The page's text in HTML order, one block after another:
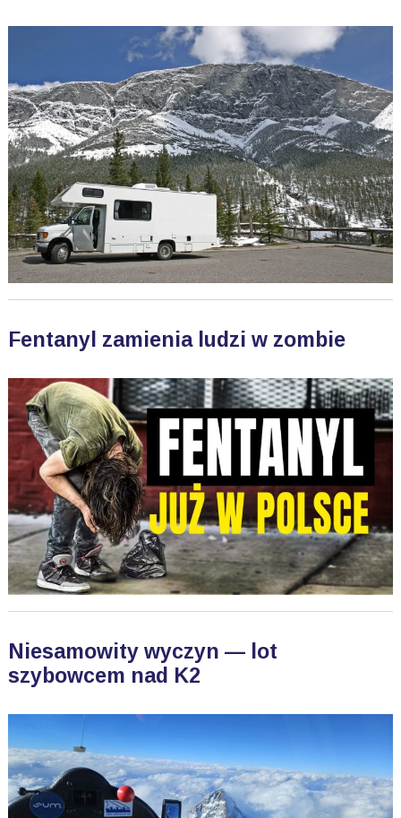
Fentanyl zamienia ludzi w zombie
Niesamowity wyczyn — lot
szybowcem nad K2